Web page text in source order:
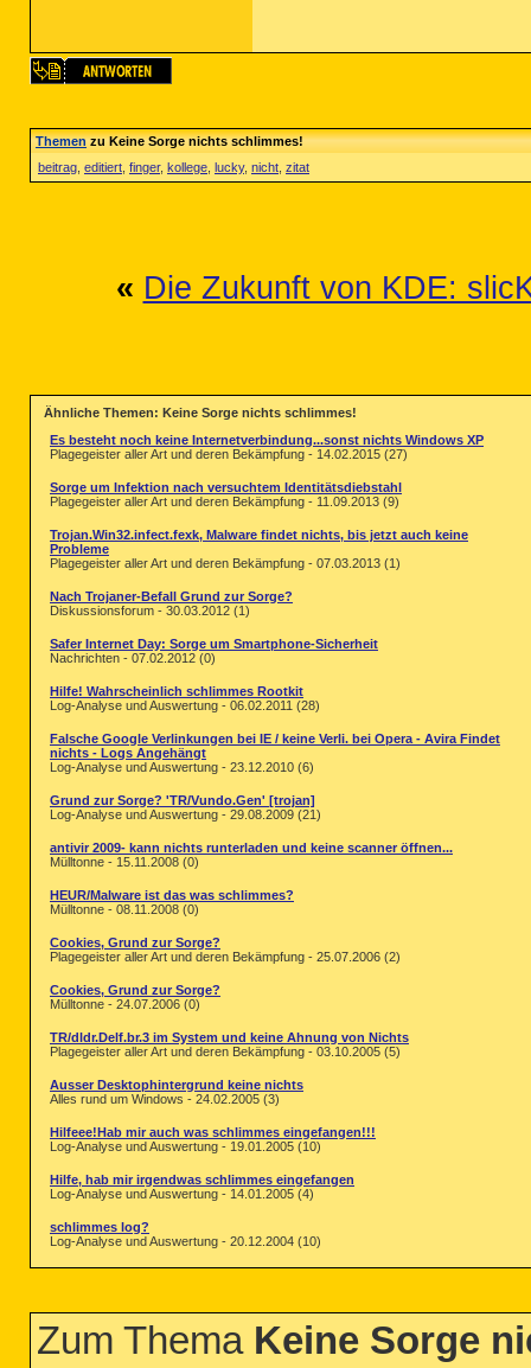
Themenzu Keine Sorge nichts schlimmes!
beitrag editiert finger, kollege lucky, nicht zitat
« Die Zukunft von KDE:
Ähnliche Themen: Keine Sorge nichts schlimmes!
Es besteht noch keine Internetverbindung...sonst nichts Windows XP
Plagegeister aller Art und deren Bekämpfung - 14.02.2015 (27)
Sorge um Infektion nach versuchtem Identitätsdiebstahl
Plagegeister aller Art und deren Bekämpfung - 11.09.2013 (9)
Trojan.Win32.infect.fexk, Malware findet nichts, bis jetzt auch keine
Probleme
Plagegeister aller Art und deren Bekämpfung - 07.03.2013 (1)
Nach Trojaner-Befall Grund zur Sorge?
Diskussionsforum - 30.03.2012 (1)
Safer Internet Day: Sorge um Smartphone-Sicherheit
Nachrichten - 07.02.2012 (0)
Hilfe! Wahrscheinlich schlimmes Rootkit
Log-Analyse und Auswertung - 06.02.2011 (28)
Falsche Google Verlinkungen bei IE / keine Verli. bei Opera - Avira Findet
nichts - Logs Angehängt
Log-Analyse und Auswertung - 23.12.2010 (6)
Grund zur Sorge? 'TR/Vundo.Gen' [trojan]
Log-Analyse und Auswertung - 29.08.2009 (21)
antivir 2009- kann nichts runterladen und keine scanner öffnen...
Mülltonne - 15.11.2008 (0)
HEUR/Malware ist das was schlimmes?
Mülltonne - 08.11.2008 (0)
Cookies, Grund zur Sorge?
Plagegeister aller Art und deren Bekämpfung - 25.07.2006 (2)
Cookies, Grund zur Sorge?
Mülltonne - 24.07.2006 (0)
TR/dldr.Delf.br.3 im System und keine Ahnung von Nichts
Plagegeister aller Art und deren Bekämpfung - 03.10.2005 (5)
Ausser Desktophintergrund keine nichts
Alles rund um Windows - 24.02.2005 (3)
Hilfeee!Hab mir auch was schlimmes eingefangen!!!
Log-Analyse und Auswertung - 19.01.2005 (10)
Hilfe, hab mir irgendwas schlimmes eingefangen
Log-Analyse und Auswertung - 14.01.2005 (4)
schlimmes log?
Log-Analyse und Auswertung - 20.12.2004 (10)
Zum Thema Keine Sorge